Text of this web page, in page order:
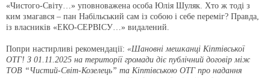
«Чистого-Світу…» уповноважена особа Юлія Шуляк. Хто ж тоді з
ким змагався – пан Набільський сам із собою і себе переміг? Правда,
із власників «ЕКО-СЕРВІСУ…» видалений.
Попри настирливі рекомендації: «Шановні мешканці Кіптівської
ОТГ! З 01.11.2025 на території громади діє публічний договір між
ТОВ “Чистий-Світ-Козелець” та Кіптівською ОТГ про надання